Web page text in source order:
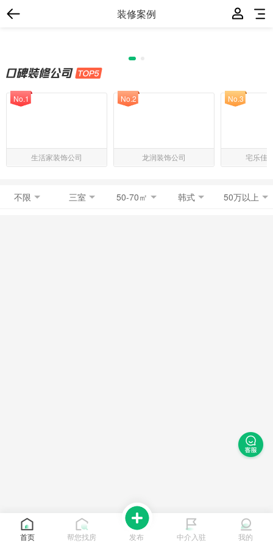
装修案例
生活家装饰公司
No.1
龙润装饰公司
No.2
宅乐佳
No.3
不限 三室 50-70㎡ 韩式 50万以上
首页 帮您找房 发布 中介入驻 我的